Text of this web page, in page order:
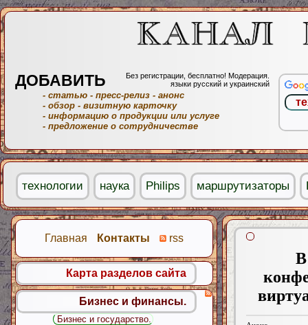
В
Главная Контакты rss
Карта разделов сайта
Бизнес и финансы.
Бизнес и государство.
ДОБАВИТЬ
Без регистрации, бесплатно! Модерация.
языки русский и украинский
- статью - пресс-релиз - анонс
- обзор - визитную карточку
- информацию о продукции или услуге
- предложение о сотрудничестве
технологии наука Philips маршрутизаторы